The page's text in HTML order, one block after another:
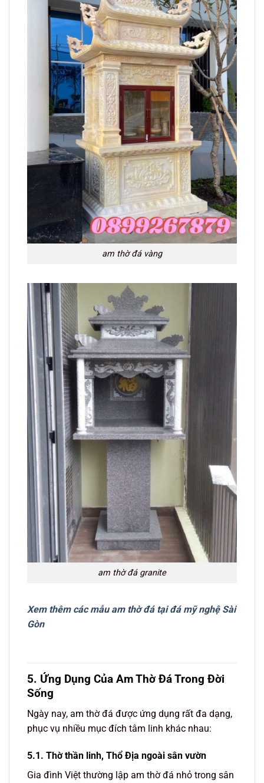
am thờ đá vàng
am thờ đá granite
Xem thêm các mẫu am thờ đá tại đá mỹ nghệ Sài
Gòn
5. Ứng Dụng Của Am Thờ Đá Trong Đời
Sống
Ngày nay, am thờ đá được ứng dụng rất đa dạng,
phục vụ nhiều mục đích tâm linh khác nhau:
5.1. Thờ thần linh, Thổ Địa ngoài sân vườn
Gia đình Việt thường lập am thờ đá nhỏ trong sân